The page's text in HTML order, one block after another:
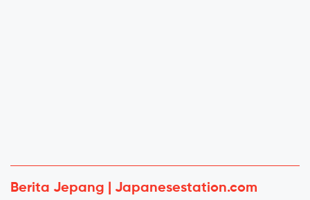
Berita Jepang | Japanesestation.com